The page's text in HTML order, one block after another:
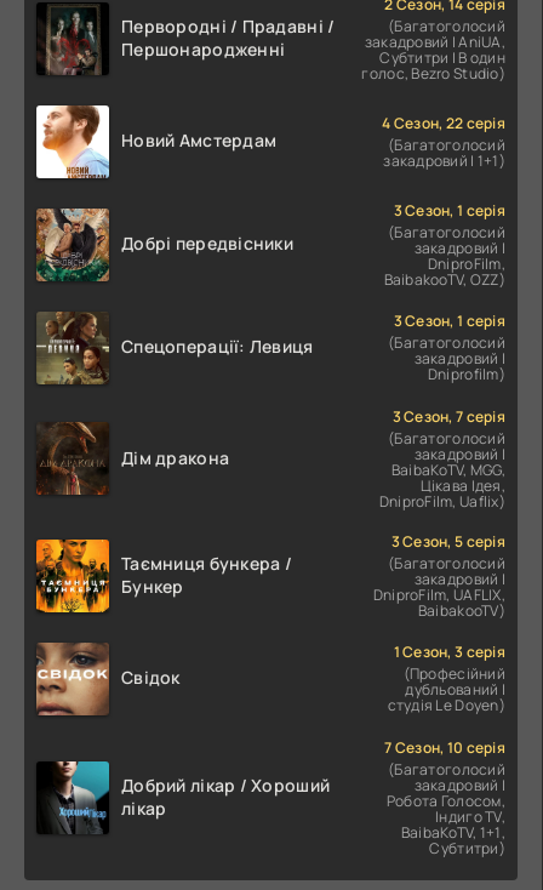
Первородні / Прадавні /
Першонародженні
(Багатоголосий
закадровий | AniUA,
Субтитри | В один
голос, Bezro Studio)
Новий Амстердам
4 Сезон, 22 серія
(Багатоголосий
закадровий | 1+1)
Добрі передвісники
3 Сезон, 1 серія
(Багатоголосий
закадровий |
DniproFilm,
BaibakooTV, OZZ)
Спецоперації: Левиця
3 Сезон, 1 серія
(Багатоголосий
закадровий |
Dniprofilm)
Дім дракона
3 Сезон, 7 серія
(Багатоголосий
закадровий |
BaibaKoTV, MGG,
Цікава Ідея,
DniproFilm, Uaflix)
Таємниця бункера /
Бункер
3 Сезон, 5 серія
(Багатоголосий
закадровий |
DniproFilm, UAFLIX,
BaibakooTV)
Свідок
1 Сезон, 3 серія
(Професійний
дубльований |
студія Le Doyen)
Добрий лікар / Хороший
лікар
7 Сезон, 10 серія
(Багатоголосий
закадровий |
Робота Голосом,
Індиго TV,
BaibaKoTV, 1+1,
Субтитри)